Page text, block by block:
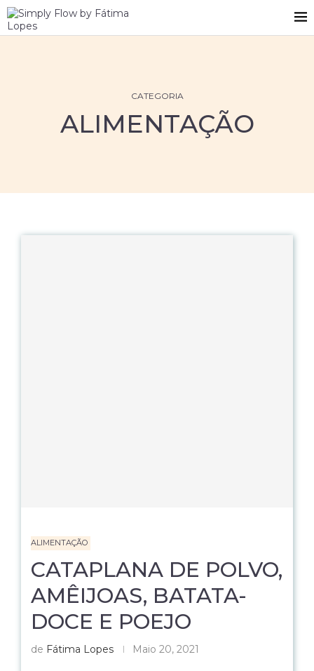
CATEGORIA
ALIMENTAÇÃO
ALIMENTAÇÃO
CATAPLANA DE POLVO,
AMÊIJOAS, BATATA-
DOCE E POEJO
de Fátima Lopes Maio 20, 2021